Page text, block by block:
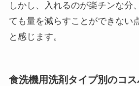
しかし、入れるのが楽チンな分
ても量を減らすことができない
と感じます。
食洗機用洗剤タイプ別のコ